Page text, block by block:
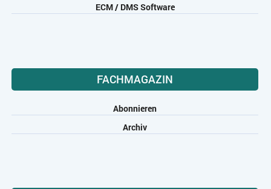
ECM / DMS Software
FACHMAGAZIN
Abonnieren
Archiv